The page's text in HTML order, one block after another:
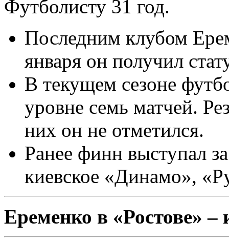
Футболисту 31 год.
Последним клубом
января он получил
В текущем сезоне
уровне семь матчей.
них он не отметился.
Ранее финн выступал
киевское «Динамо»,
Еременко в «Ростове»